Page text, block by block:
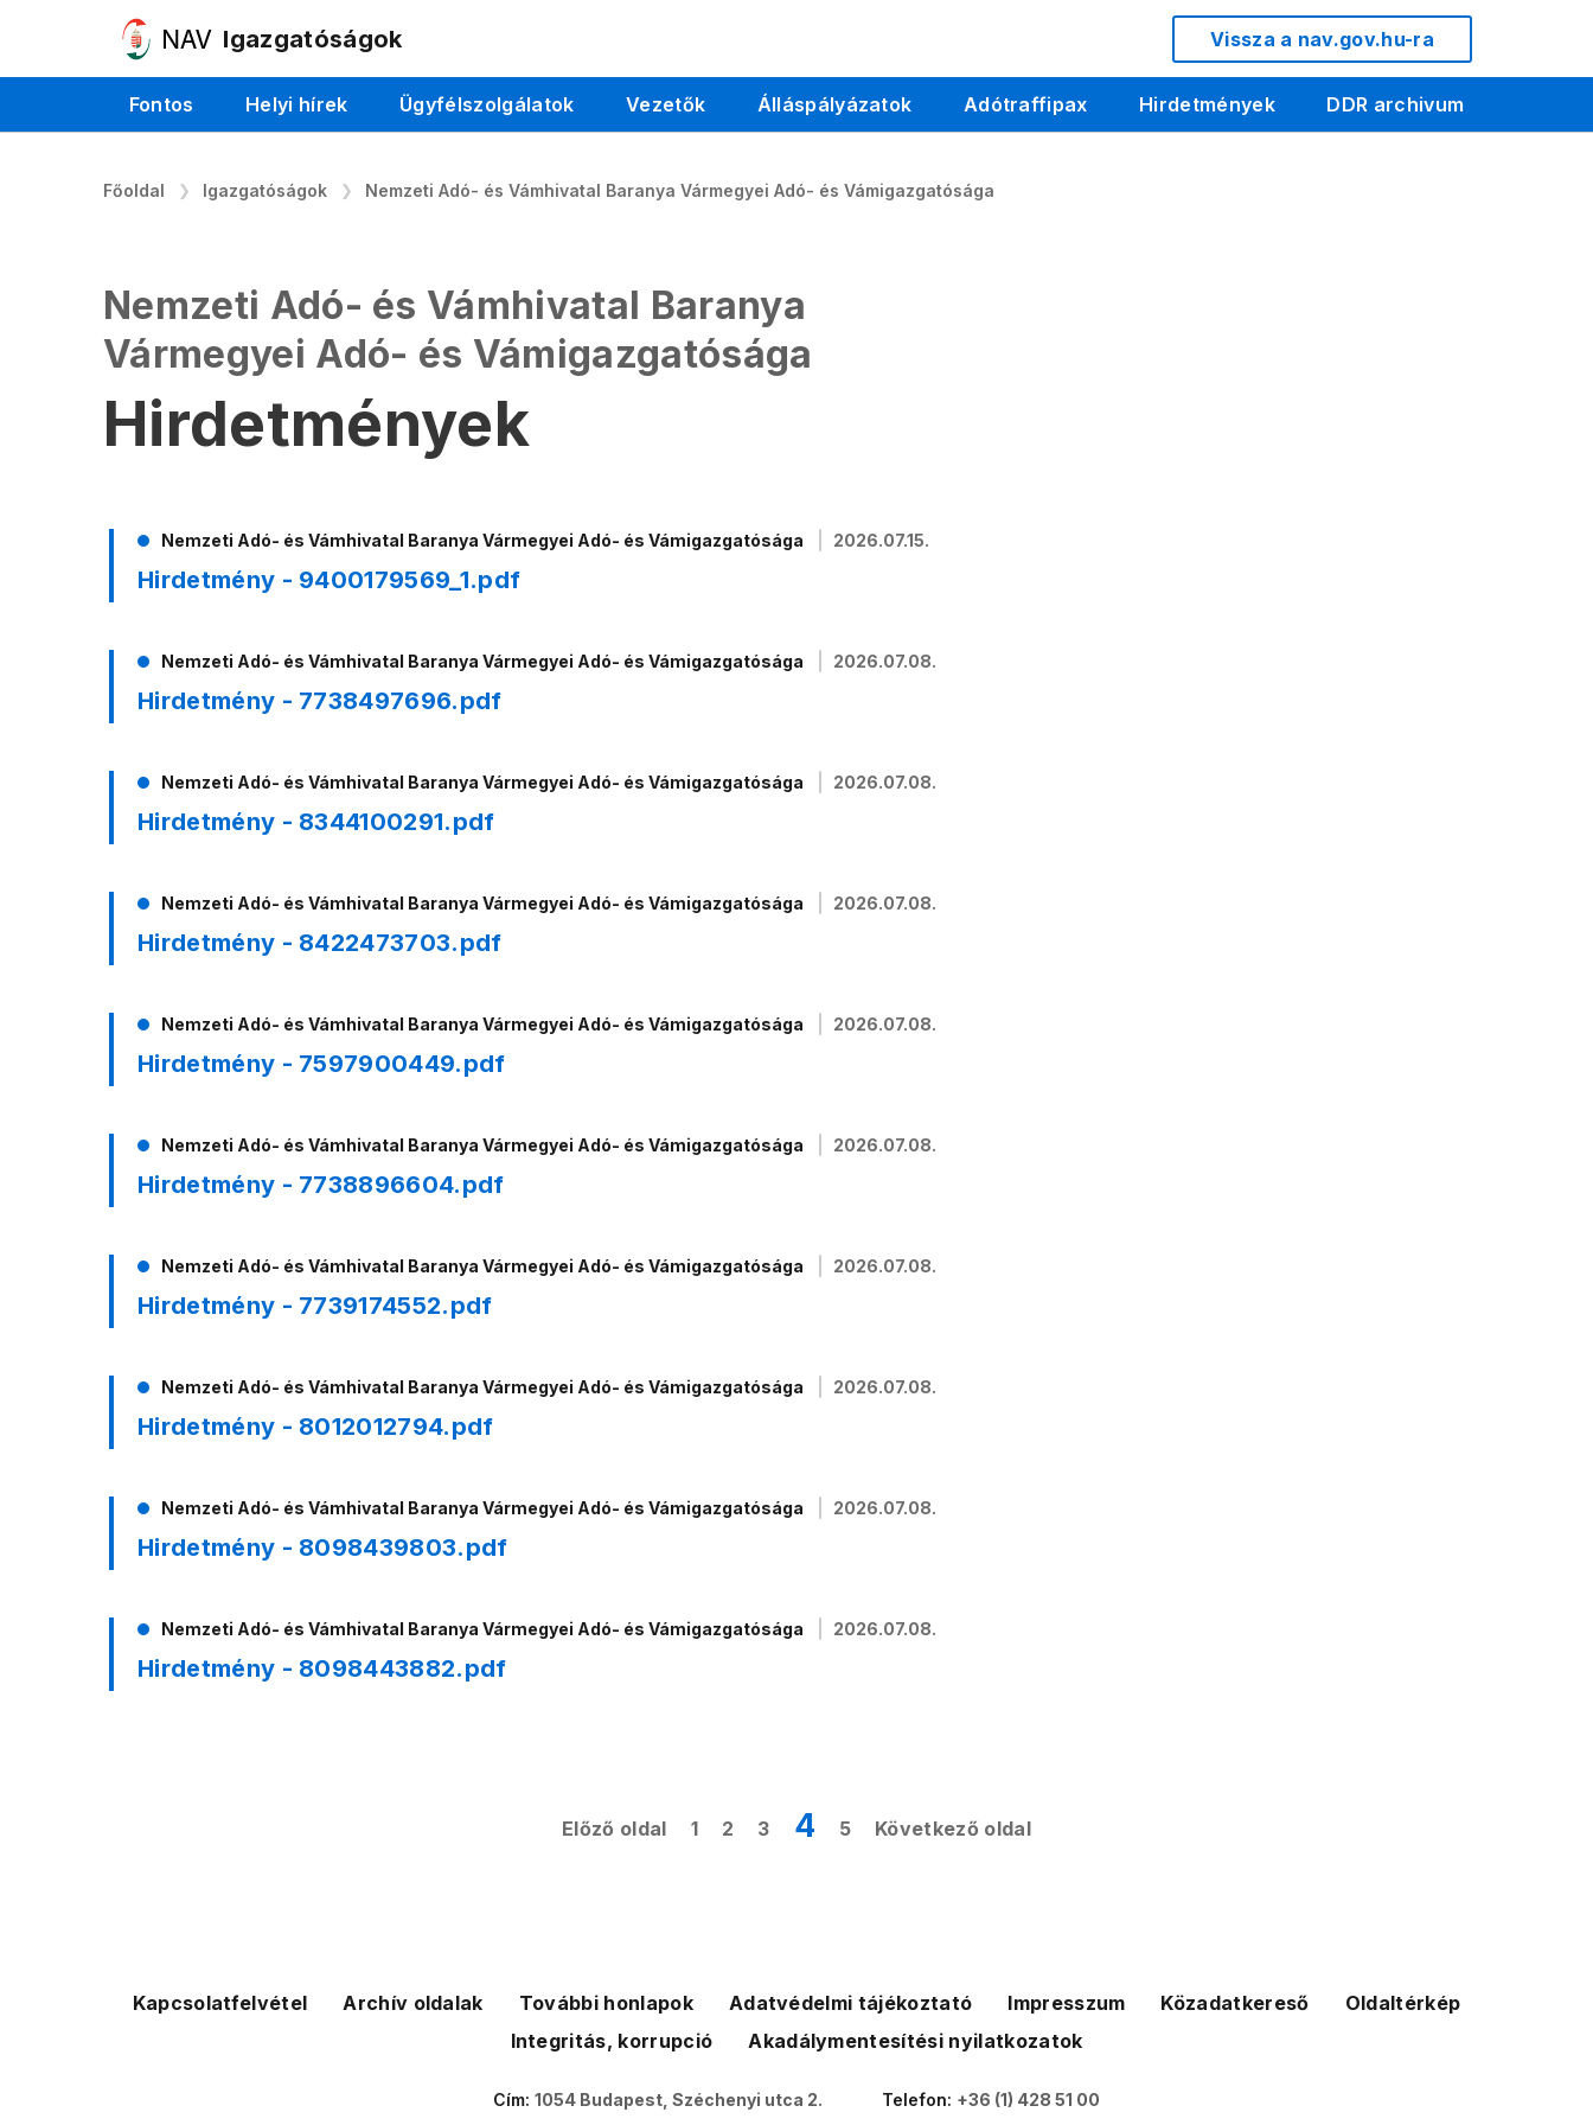
Igazgatóságok Vissza a nav.gov.hu-ra
Fontos Helyi hírek Ügyfélszolgálatok Vezetők Álláspályázatok Adótraffipax Hirdetmények DDR archivum
Főoldal Igazgatóságok Nemzeti Adó- és Vámhivatal Baranya Vármegyei Adó- és Vámigazgatósága
Nemzeti Adó- és Vámhivatal Baranya
Vármegyei Adó- és Vámigazgatósága
Hirdetmények
Nemzeti Adó- és Vámhivatal Baranya Vármegyei Adó- és Vámigazgatósága 2026.07.15.
Hirdetmény - 9400179569_1.pdf
Nemzeti Adó- és Vámhivatal Baranya Vármegyei Adó- és Vámigazgatósága 2026.07.08.
Hirdetmény - 7738497696.pdf
Nemzeti Adó- és Vámhivatal Baranya Vármegyei Adó- és Vámigazgatósága 2026.07.08.
Hirdetmény - 8344100291.pdf
Nemzeti Adó- és Vámhivatal Baranya Vármegyei Adó- és Vámigazgatósága 2026.07.08.
Hirdetmény - 8422473703.pdf
Nemzeti Adó- és Vámhivatal Baranya Vármegyei Adó- és Vámigazgatósága 2026.07.08.
Hirdetmény - 7597900449.pdf
Nemzeti Adó- és Vámhivatal Baranya Vármegyei Adó- és Vámigazgatósága 2026.07.08.
Hirdetmény - 7738896604.pdf
Nemzeti Adó- és Vámhivatal Baranya Vármegyei Adó- és Vámigazgatósága 2026.07.08.
Hirdetmény - 7739174552.pdf
Nemzeti Adó- és Vámhivatal Baranya Vármegyei Adó- és Vámigazgatósága 2026.07.08.
Hirdetmény - 8012012794.pdf
Nemzeti Adó- és Vámhivatal Baranya Vármegyei Adó- és Vámigazgatósága 2026.07.08.
Hirdetmény - 8098439803.pdf
Nemzeti Adó- és Vámhivatal Baranya Vármegyei Adó- és Vámigazgatósága 2026.07.08.
Hirdetmény - 8098443882.pdf
Előző oldal 1 2 3 4 5 Következő oldal
Kapcsolatfelvétel Archív oldalak További honlapok Adatvédelmi tájékoztató Impresszum Közadatkereső
Oldaltérkép
Integritás, korrupció
Akadálymentesítési nyilatkozatok
Cím: 1054 Budapest, Széchenyi utca 2. Telefon: +36 (1) 428 51 00